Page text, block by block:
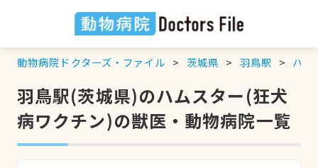
動物病院ドクターズ・ファイル 茨城県 羽鳥駅 ハム
羽鳥駅(茨城県)のハムスター(狂犬
病ワクチン)の獣医・動物病院一覧